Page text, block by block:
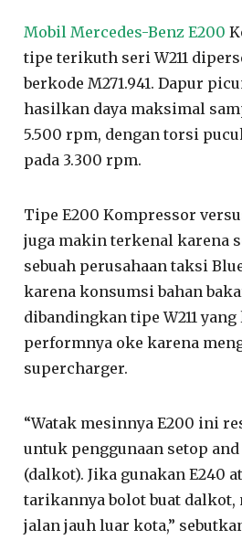
Mobil Mercedes-Benz E200
tipe terikuth seri W211
berkode M271.941. Dapur
hasilkan daya maksimal
5.500 rpm, dengan torsi
pada 3.300 rpm.
Tipe E200 Kompressor
juga makin terkenal karena
sebuah perusahaan taksi
karena konsumsi bahan
dibandingkan tipe W211
performnya oke karena
supercharger.
“Watak mesinnya E200 ini
untuk penggunaan setop
(dalkot). Jika gunakan E240
tarikannya bolot buat dalkot,
jalan jauh luar kota,”